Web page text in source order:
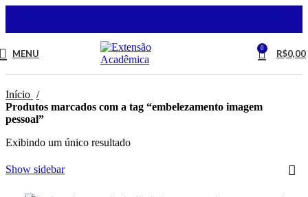
MENU 0 R$0,00
Início
Produtos marcados com a tag “embelezamento imagem
pessoal”
Exibindo um único resultado
Show sidebar